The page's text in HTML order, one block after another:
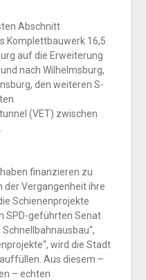
Abschnitt
Komplettbauwerk 16,5
auf die Erweiterung
nach Wilhelmsburg,
den weiteren S-
(VET) zwischen
finanzieren zu
der Vergangenheit ihre
Schienenprojekte
SPD-geführten Senat
wird die Stadt
Aus diesem –
– echten